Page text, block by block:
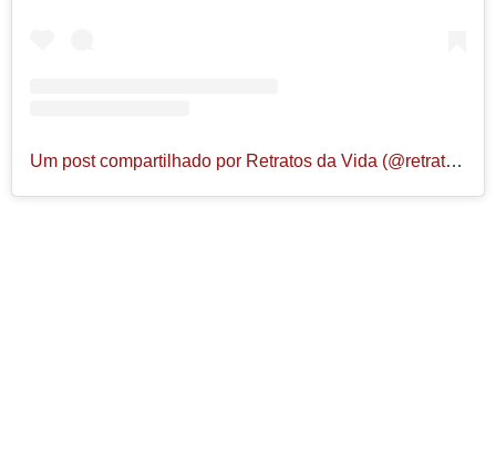
Um post compartilhado por Retratos da Vida (@retratosdavida_extra)